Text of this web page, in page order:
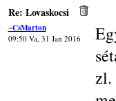
Re: Lovaskocsi
~CsMarton
09:50 Va, 31 Jan 2016
zl.